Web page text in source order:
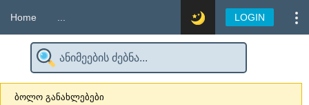
Home LOGIN
ბოლო განახლებები